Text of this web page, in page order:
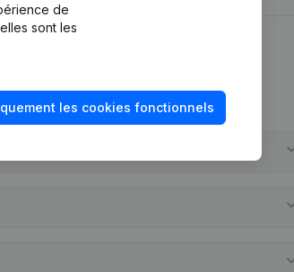
de
sont les
les cookies fonctionnels